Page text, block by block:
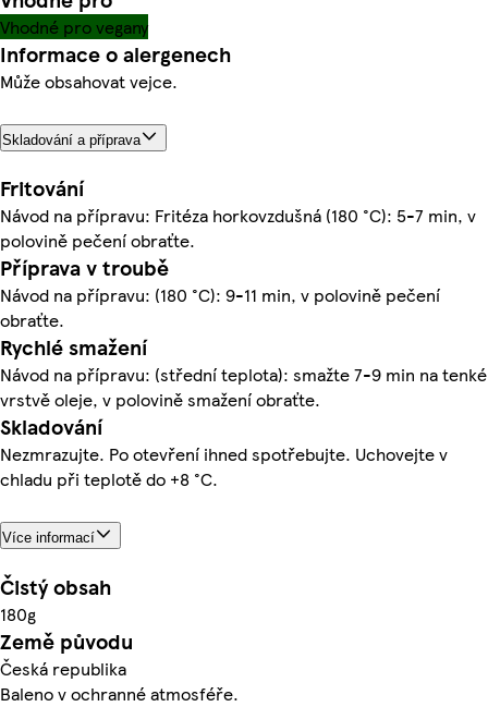
Vhodné pro vegany
Informace o alergenech
Může obsahovat vejce.
Skladování a příprava
Fritování
Návod na přípravu: Fritéza horkovzdušná (180 °C): 5-7 min, v
polovině pečení obraťte.
Příprava v troubě
Návod na přípravu: (180 °C): 9-11 min, v polovině pečení
obraťte.
Rychlé smažení
Návod na přípravu: (střední teplota): smažte 7-9 min na tenké
vrstvě oleje, v polovině smažení obraťte.
Skladování
Nezmrazujte. Po otevření ihned spotřebujte. Uchovejte v
chladu při teplotě do +8 °C.
Více informací
Čistý obsah
180g
Země původu
Česká republika
Baleno v ochranné atmosféře.